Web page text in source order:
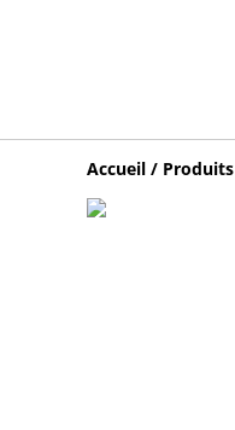
Accueil / Produits